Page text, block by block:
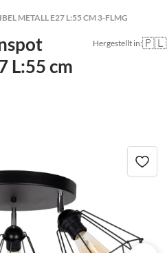
METALL E27 L:55 CM 3-FLMG
L:55 cm
Hergestellt in:🇵🇱